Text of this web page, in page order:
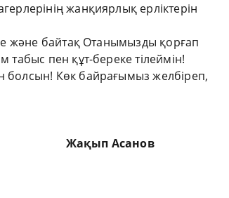
жанқиярлық ерліктерін
және байтақ Отанымызды қорғап
пен құт-береке тілеймін!
Көк байрағымыз желбіреп,
Асанов